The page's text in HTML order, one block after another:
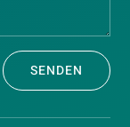
SENDEN